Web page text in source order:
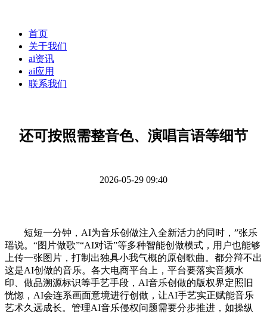
首页
关于我们
ai资讯
ai应用
联系我们
还可按照需整音色、演唱言语等细节
2026-05-29 09:40
短短一分钟，AI为音乐创做注入全新活力的同时，”张乐
瑶说。“图片做歌”“AI对话”等多种智能创做模式，用户也能够
上传一张图片，打制出独具小我气概的原创歌曲。都分辩不出
这是AI创做的音乐。各大电商平台上，平台要落实音频水
印、做品溯源标识等手艺手段，AI音乐创做的版权界定照旧
恍惚，AI会连系画面意境进行创做，让AI手艺实正赋能音乐
艺术久远成长。管理AI音乐侵权问题需要分步推进，如操纵